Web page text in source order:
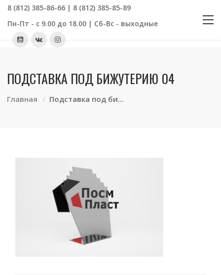
8 (812) 385-86-66 | 8 (812) 385-85-89
Пн-Пт - с 9.00 до 18.00 | Сб-Вс - выходные
ПОДСТАВКА ПОД БИЖУТЕРИЮ 04
Главная Подставка под би...